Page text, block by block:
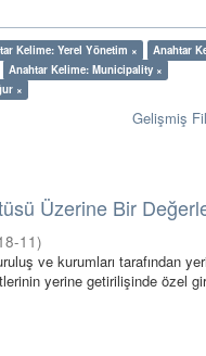
Kelime: Yerel Yönetim ×
Anahtar
Anahtar Kelime: Municipality ×
×
Gelişmiş
Üzerine Bir
11)
ve kurumları tarafından
yerine getirilişinde özel